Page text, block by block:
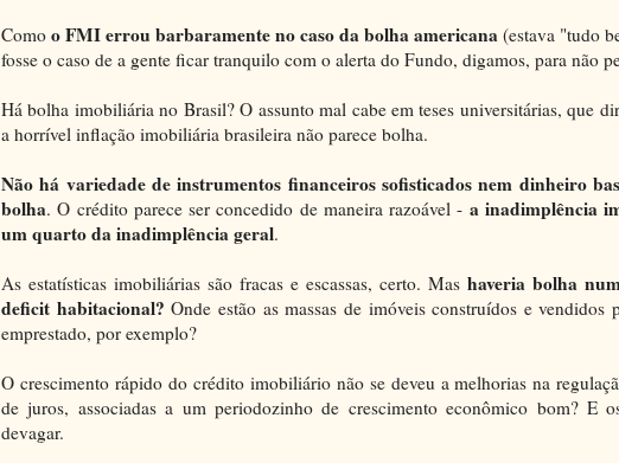
Como o FMI errou barbaramente no caso da bolha americana (estava "tudo
fosse o caso de a gente ficar tranquilo com o alerta do Fundo, digamos, para não
Há bolha imobiliária no Brasil? O assunto mal cabe em teses universitárias, que
a horrível inflação imobiliária brasileira não parece bolha.
Não há variedade de instrumentos financeiros sofisticados nem dinheiro
bolha. O crédito parece ser concedido de maneira razoável - a inadimplência
um quarto da inadimplência geral.
As estatísticas imobiliárias são fracas e escassas, certo. Mas haveria bolha
deficit habitacional? Onde estão as massas de imóveis construídos e vendidos
emprestado, por exemplo?
O crescimento rápido do crédito imobiliário não se deveu a melhorias na
de juros, associadas a um periodozinho de crescimento econômico bom? E
devagar.